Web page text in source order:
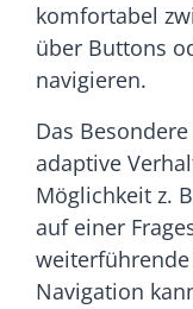
komfortabel
über Buttons
navigieren.
Das
adaptive
Möglichkeit z.
auf einer
weiterführende
Navigation